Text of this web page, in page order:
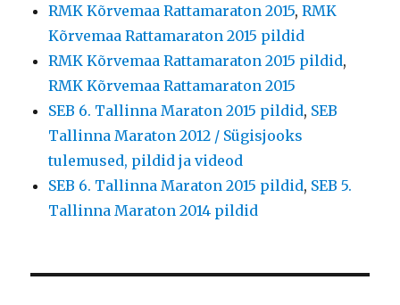
RMK Kõrvemaa Rattamaraton 2015,RMK
Kõrvemaa Rattamaraton 2015 pildid
RMK Kõrvemaa Rattamaraton 2015 pildid,
RMK Kõrvemaa Rattamaraton 2015
SEB 6. Tallinna Maraton 2015 pildid, SEB
Tallinna Maraton 2012 / Sügisjooks
tulemused, pildid ja videod
SEB 6. Tallinna Maraton 2015 pildid, SEB 5.
Tallinna Maraton 2014 pildid